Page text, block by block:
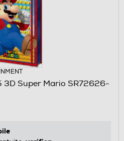
3D Super Mario SR72626-